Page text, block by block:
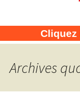
CLCV
Association
et usagers
Cliquez
Archives